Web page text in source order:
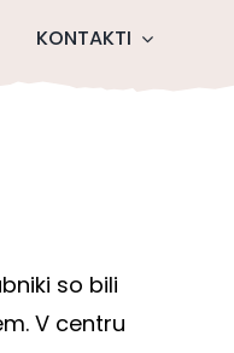
KONTAKTI
so bili
V centru